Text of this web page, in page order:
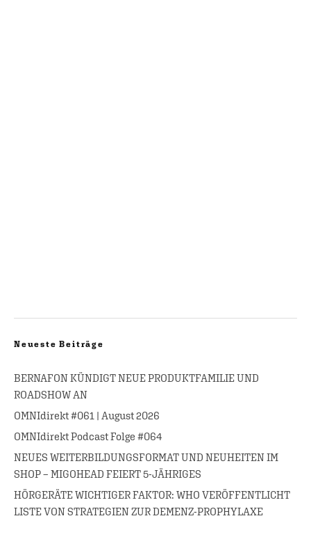
Neueste Beiträge
BERNAFON KÜNDIGT NEUE PRODUKTFAMILIE UND
ROADSHOW AN
OMNIdirekt #061 | August 2026
OMNIdirekt Podcast Folge #064
NEUES WEITERBILDUNGSFORMAT UND NEUHEITEN IM
SHOP – MIGOHEAD FEIERT 5-JÄHRIGES
HÖRGERÄTE WICHTIGER FAKTOR: WHO VERÖFFENTLICHT
LISTE VON STRATEGIEN ZUR DEMENZ-PROPHYLAXE